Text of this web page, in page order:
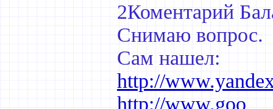
2Коментарий
Снимаю вопрос.
Сам нашел:
http://
http://www.goo